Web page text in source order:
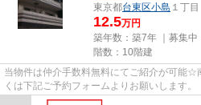
東京都台東区小島 １丁目
12.5万円
築年数：築7年 ｜募集中
階数：10階建
当物件は仲介手数料無料にてご紹介が可能☆
くは下記ご予約フォームよりお願いします。